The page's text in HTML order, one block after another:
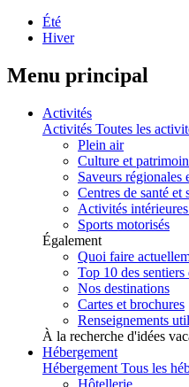
Été
Hiver
Menu principal
Activités
Activités Toutes les
Plein air
Culture et
Saveurs régionales
Centres de santé et
Activités
Sports motorisés
Également
Quoi faire
Top 10 des sentiers
Nos destinations
Cartes et brochures
Renseignements
À la recherche d'idées
Hébergement
Hébergement Tous les
Hôtellerie